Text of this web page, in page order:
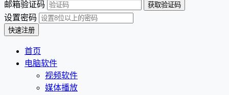
邮箱验证码
设置密码
首页
电脑软件
视频软件
媒体播放